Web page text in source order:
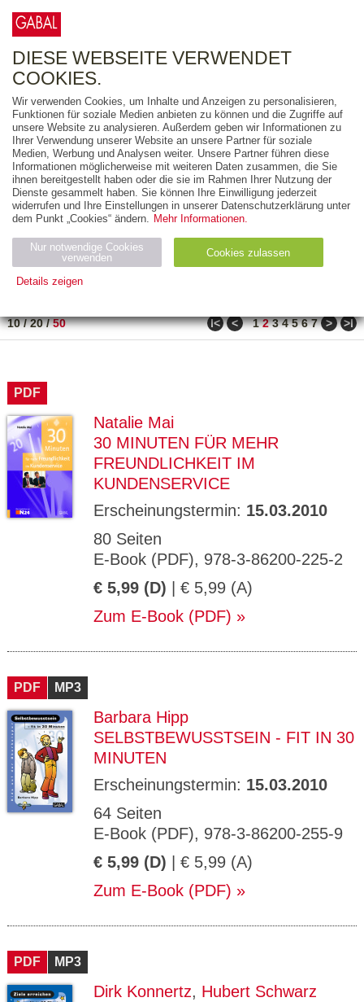
FREITEXT
AUSGABEART
AUS DER REIHE
ZUM THEMA
Neuerscheinung
Bestseller
PREIS
10/20/50 ǀ< < 1 2 3 4 5 6 7 > >ǀ
PDF
Natalie Mai
30 MINUTEN FÜR MEHR
FREUNDLICHKEIT IM
KUNDENSERVICE
Erscheinungstermin: 15.03.2010
80 Seiten
E-Book (PDF), 978-3-86200-225-2
€ 5,99 (D) | € 5,99 (A)
Zum E-Book (PDF)
PDF MP3
Barbara Hipp
SELBSTBEWUSSTSEIN - FIT IN 30
MINUTEN
Erscheinungstermin: 15.03.2010
64 Seiten
E-Book (PDF), 978-3-86200-255-9
€ 5,99 (D) | € 5,99 (A)
Zum E-Book (PDF)
PDF MP3
Dirk Konnertz, Hubert Schwarz
DIESE WEBSEITE VERWENDET
COOKIES.
Wir verwenden Cookies, um Inhalte und Anzeigen zu personalisieren,
Funktionen für soziale Medien anbieten zu können und die Zugriffe auf
unsere Website zu analysieren. Außerdem geben wir Informationen zu
Ihrer Verwendung unserer Website an unsere Partner für soziale
Medien, Werbung und Analysen weiter. Unsere Partner führen diese
Informationen möglicherweise mit weiteren Daten zusammen, die Sie
ihnen bereitgestellt haben oder die sie im Rahmen Ihrer Nutzung der
Dienste gesammelt haben. Sie können Ihre Einwilligung jederzeit
widerrufen und Ihre Einstellungen in unserer Datenschutzerklärung unter
dem Punkt „Cookies“ ändern. Mehr Informationen.
Nur notwendige Cookies
verwenden
Cookies zulassen
Details zeigen
Name Zweck
Ty
ESSION
_ID
GV_CO
OKIES
gabal-
Speichert den Zustimmungsstatus des
Benutzers für Cookies auf der aktuellen
Domäne.